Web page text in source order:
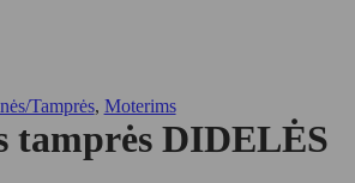
Tamprės, Moterims
tamprės DIDELĖS